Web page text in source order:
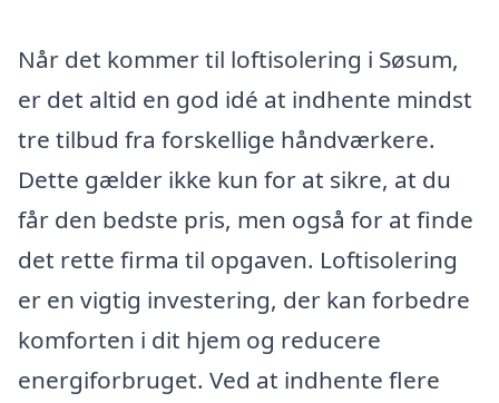
Når det kommer til loftisolering i Søsum,
er det altid en god idé at indhente mindst
tre tilbud fra forskellige håndværkere.
Dette gælder ikke kun for at sikre, at du
får den bedste pris, men også for at finde
det rette firma til opgaven. Loftisolering
er en vigtig investering, der kan forbedre
komforten i dit hjem og reducere
energiforbruget. Ved at indhente flere